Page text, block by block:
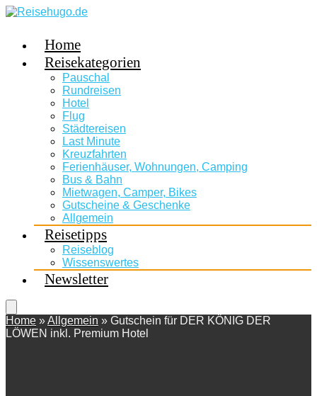
Home
Reisekategorien
Pauschal
Rundreisen
Hotel
Flug
Städtereisen
Last Minute
Kreuzfahrten
Ferienhäuser, Wohnungen, Camping
Bus & Bahn
Mietwagen, Camper, Bikes
Gutscheine & Geschenke
Allgemein
Reisetipps
Reiseblog
Wissenswertes
Newsletter
Home »Allgemein » Gutschein für DER KÖNIG DER
LÖWEN inkl. Premium Hotel